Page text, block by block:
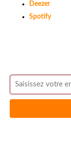
Deezer
Spotify